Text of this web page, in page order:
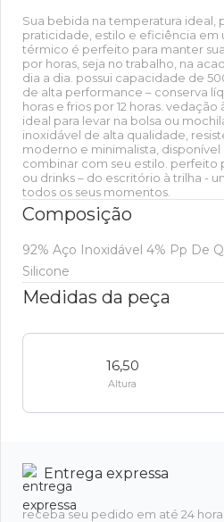
Sua bebida na temperatura ideal,
praticidade, estilo e eficiência em
térmico é perfeito para manter
por horas, seja no trabalho, na
dia a dia. possui capacidade de
de alta performance – conserva
horas e frios por 12 horas.
ideal para levar na bolsa ou
inoxidável de alta qualidade,
moderno e minimalista, disponível
combinar com seu estilo. perfeito
ou drinks – do escritório à trilha -
todos os seus momentos.
Composição
92% Aço Inoxidável 4% Pp De
Silicone
Medidas da peça
16,50
Altura
Entrega expressa
receba seu pedido em até 24